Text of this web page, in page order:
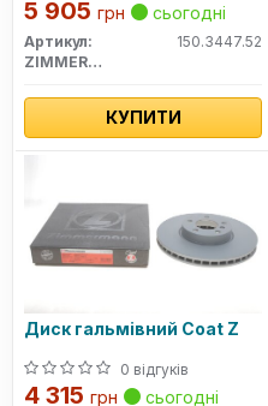
5 905 грн сьогодні
Артикул:
150.3447.52
ZIMMERMANN
КУПИТИ
Диск гальмівний Coat Z
0 відгуків
4 315 грн сьогодні